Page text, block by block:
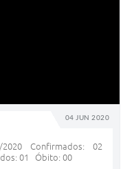
04 JUN 2020
Confirmados: 02
01 Óbito: 00